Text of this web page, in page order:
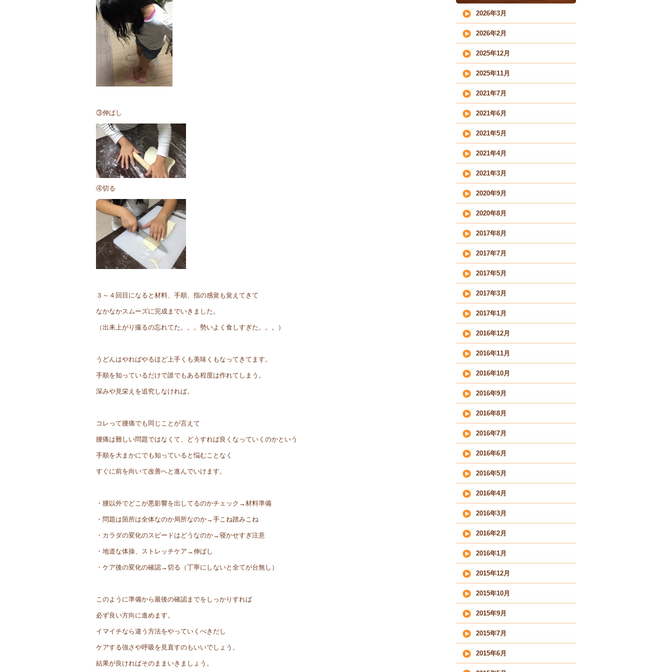
③伸ばし
④切る
３～４回目になると材料、手順、指の感覚も覚えてきて
なかなかスムーズに完成までいきました。
（出来上がり撮るの忘れてた。。。勢いよく食しすぎた。。。）
うどんはやればやるほど上手くも美味くもなってきてます。
手順を知っているだけで誰でもある程度は作れてしまう。
深みや見栄えを追究しなければ。
コレって腰痛でも同じことが言えて
腰痛は難しい問題ではなくて、どうすれば良くなっていくのかという
手順を大まかにでも知っていると悩むことなく
すぐに前を向いて改善へと進んでいけます。
・腰以外でどこが悪影響を出してるのかチェック→材料準備
・問題は箇所は全体なのか局所なのか→手こね踏みこね
・カラダの変化のスピードはどうなのか→寝かせすぎ注意
・地道な体操、ストレッチケア→伸ばし
・ケア後の変化の確認→切る（丁寧にしないと全てが台無し）
このように準備から最後の確認までをしっかりすれば
必ず良い方向に進めます。
イマイチなら違う方法をやっていくべきだし
ケアする強さや呼吸を見直すのもいいでしょう。
結果が良ければそのままいきましょう。
2026年3月
2026年2月
2025年12月
2025年11月
2021年7月
2021年6月
2021年5月
2021年4月
2021年3月
2020年9月
2020年8月
2017年8月
2017年7月
2017年5月
2017年3月
2017年1月
2016年12月
2016年11月
2016年10月
2016年9月
2016年8月
2016年7月
2016年6月
2016年5月
2016年4月
2016年3月
2016年2月
2016年1月
2015年12月
2015年10月
2015年9月
2015年7月
2015年6月